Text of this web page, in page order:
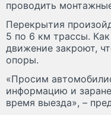
проводить
Перекрытия
5 по 6 км трассы.
движение закроют,
опоры.
«Просим
информацию и
время выезда», –